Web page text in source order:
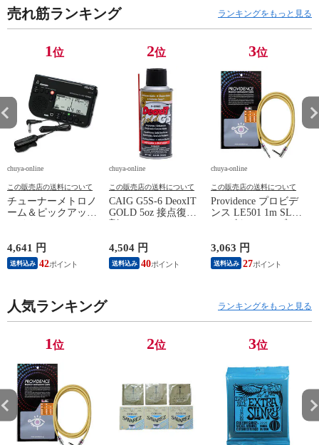
売れ筋ランキング ランキングをもっと見る
1位
chuya-online
この販売店の送料について
チューナーメトロノ
ーム＆ピックアップ
スペシャルパック ブ
ラック
4,641 円
送料込み 42
2位
chuya-online
この販売店の送料について
CAIG G5S-6 DeoxIT
GOLD 5oz 接点復活
4,504 円
送料込み 40
3位
chuya-online
この販売店の送料について
Providence プロビデ
ンス LE501 1m SL
3,063 円
送料込み 27
人気ランキング ランキングをもっと見る
1位 2位 3位